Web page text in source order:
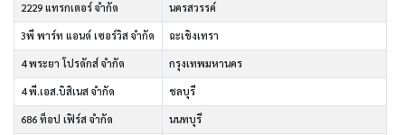
2229 แทรกเตอร์ จำกัด นครสวรรค์
3พี พาร์ท แอนด์ เซอร์วิส จำกัด ฉะเชิงเทรา
4 พระยา โปรดักส์ จำกัด กรุงเทพมหานคร
4 พี.เอส.บิสิเนส จำกัด ชลบุรี
686 ท็อป เฟิร์ส จำกัด นนทบุรี